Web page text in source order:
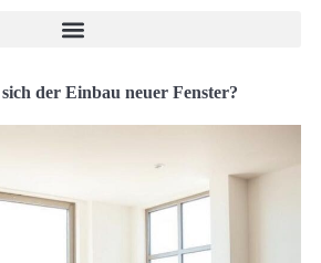
der Einbau neuer Fenster?